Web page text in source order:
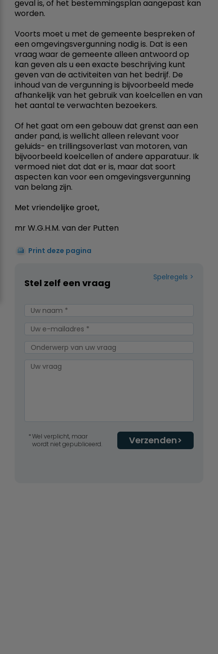
geval is, of het bestemmingsplan aangepast kan
worden.
Voorts moet u met de gemeente bespreken of
een omgevingsvergunning nodig is. Dat is een
vraag waar de gemeente alleen antwoord op
kan geven als u een exacte beschrijving kunt
geven van de activiteiten van het bedrijf. De
inhoud van de vergunning is bijvoorbeeld mede
afhankelijk van het gebruik van koelcellen en van
het aantal te verwachten bezoekers.
Of het gaat om een gebouw dat grenst aan een
ander pand, is wellicht alleen relevant voor
geluids- en trillingsoverlast van motoren, van
bijvoorbeeld koelcellen of andere apparatuur. Ik
vermoed niet dat dat er is, maar dat soort
aspecten kan voor een omgevingsvergunning
van belang zijn.
Met vriendelijke groet,
mr W.G.H.M. van der Putten
Print deze pagina
Spelregels
Stel zelf een vraag
Verzenden
Wel verplicht, maar
wordt niet gepubliceerd.